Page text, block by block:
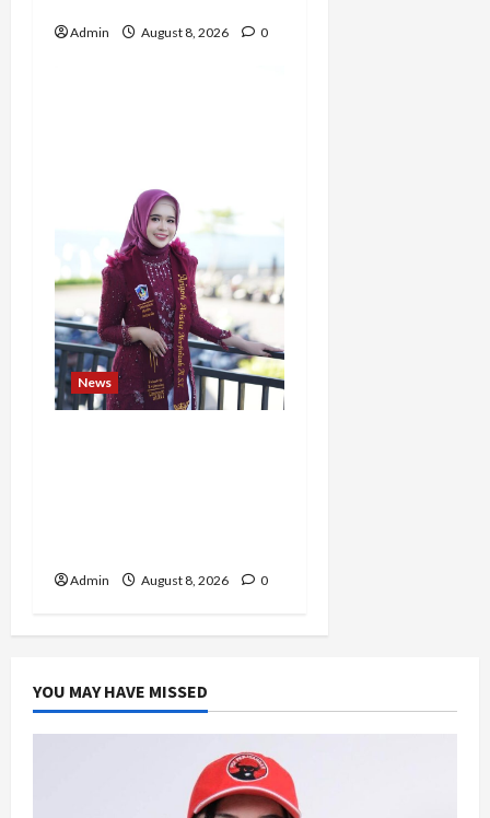
Admin August 8, 2026 0
News
Admin August 8, 2026 0
YOU MAY HAVE MISSED